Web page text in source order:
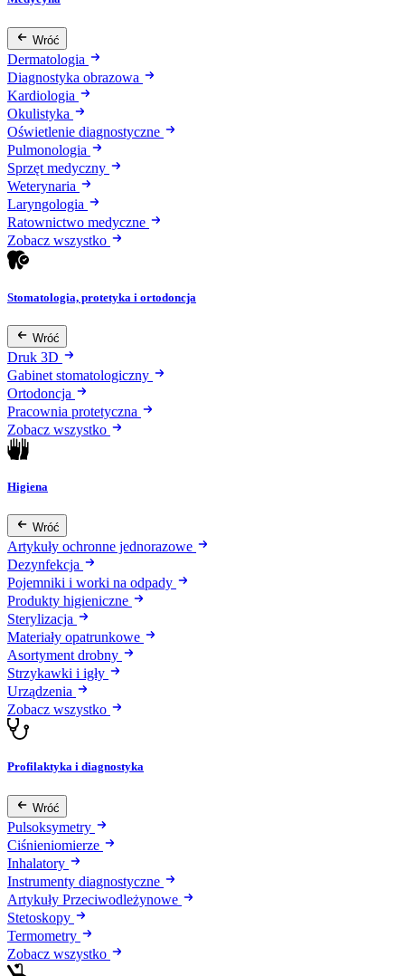
Wróć
Dermatologia
Diagnostyka obrazowa
Kardiologia
Okulistyka
Oświetlenie diagnostyczne
Pulmonologia
Sprzęt medyczny
Weterynaria
Laryngologia
Ratownictwo medyczne
Zobacz wszystko
Stomatologia, protetyka i ortodoncja
Wróć
Druk 3D
Gabinet stomatologiczny
Ortodoncja
Pracownia protetyczna
Zobacz wszystko
Higiena
Wróć
Artykuły ochronne jednorazowe
Dezynfekcja
Pojemniki i worki na odpady
Produkty higieniczne
Sterylizacja
Materiały opatrunkowe
Asortyment drobny
Strzykawki i igły
Urządzenia
Zobacz wszystko
Profilaktyka i diagnostyka
Wróć
Pulsoksymetry
Ciśnieniomierze
Inhalatory
Instrumenty diagnostyczne
Artykuły Przeciwodleżynowe
Stetoskopy
Termometry
Zobacz wszystko